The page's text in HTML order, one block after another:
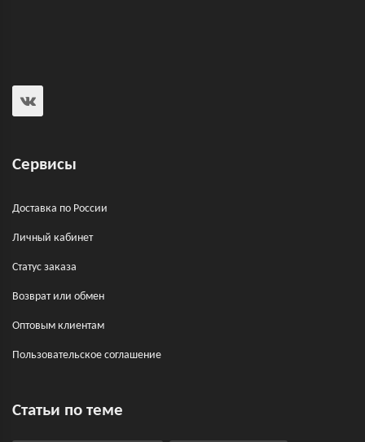
Сервисы
Доставка по России
Личный кабинет
Статус заказа
Возврат или обмен
Оптовым клиентам
Пользовательское соглашение
Статьи по теме